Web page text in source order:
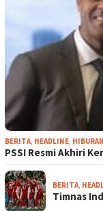
BERITA, HEADLINE, HIBURAN
PSSI Resmi Akhiri
BERITA,
Timnas